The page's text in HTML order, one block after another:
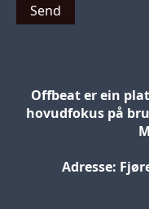
Send
Offbeat er ein
hovudfokus på
Adresse: